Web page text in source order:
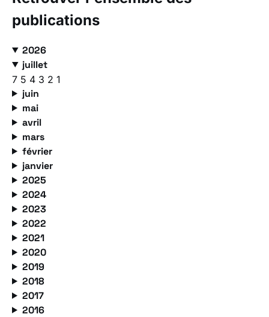
publications
2026
juillet
7 5 4 3 2 1
juin
mai
avril
mars
février
janvier
2025
2024
2023
2022
2021
2020
2019
2018
2017
2016